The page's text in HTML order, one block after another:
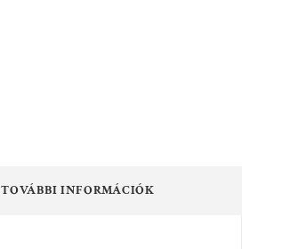
TOVÁBBI INFORMÁCIÓK